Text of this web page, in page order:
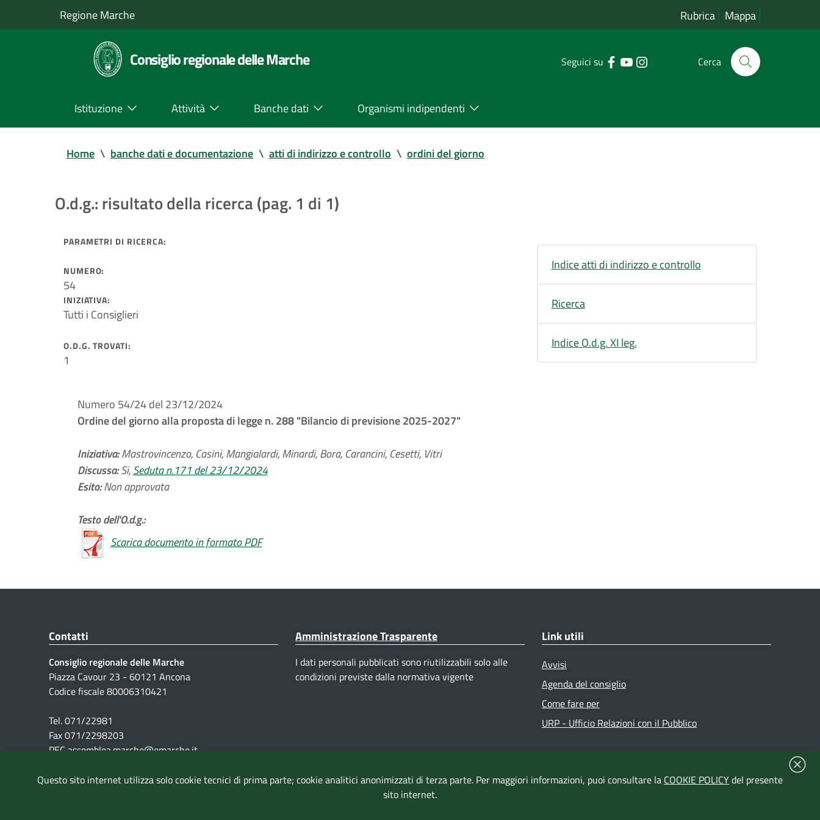
Regione Marche Rubrica Mappa
Consiglio regionale delle Marche Seguici su Cerca
Istituzione Attività Banche dati Organismi indipendenti
Home \ banche dati e documentazione \ atti di indirizzo e controllo \ ordini del giorno
O.d.g.: risultato della ricerca (pag. 1 di 1)
PARAMETRI DI RICERCA:
NUMERO:
54
INIZIATIVA:
Tutti i Consiglieri
O.D.G. TROVATI:
1
Numero 54/24 del 23/12/2024
Ordine del giorno alla proposta di legge n. 288 "Bilancio di previsione 2025-2027"
Iniziativa:Mastrovincenzo, Casini, Mangialardi, Minardi, Bora, Carancini, Cesetti, Vitri
Discussa:Si,Seduta n.171 del 23/12/2024
Esito:Non approvata
Testo dell'O.d.g.:
Scarica documento in formato PDF
Indice atti di indirizzo e controllo
Ricerca
Indice O.d.g. XI leg.
Contatti
Consiglio regionale delle Marche
Piazza Cavour 23 - 60121 Ancona
Codice fiscale 80006310421
Tel. 071/22981
Fax 071/2298203
PEC assemblea.marche@emarche.it
Amministrazione Trasparente
I dati personali pubblicati sono riutilizzabili solo alle
condizioni previste dalla normativa vigente
Link utili
Avvisi
Agenda del consiglio
Come fare per
URP - Ufficio Relazioni con il Pubblico
Questo sito internet utilizza solo cookie tecnici di prima parte; cookie analitici anonimizzati di terza parte. Per maggiori informazioni, puoi consultare la COOKIE POLICYdel presente
sito internet.